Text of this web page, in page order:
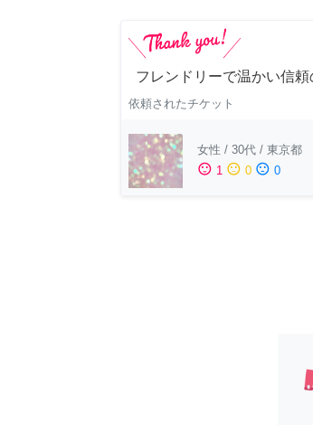
フレンドリーで温かい信
依頼されたチケット
女性 / 30代 / 東京都
sentiment_satisfied 1 sentiment_neutral 0 sentiment_dissatisfied 0